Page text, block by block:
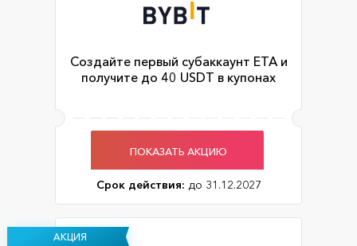
Создайте первый субаккаунт ЕТА и
получите до 40 USDT в купонах
ПОКАЗАТЬ АКЦИЮ
Срок действия: до 31.12.2027
АКЦИЯ